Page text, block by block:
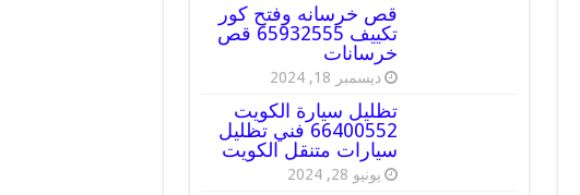
قص خرسانه وفتح كور
تكييف 65932555 قص
خرسانات
ديسمبر 18, 2024
تظليل سيارة الكويت
66400552 فني تظليل
سيارات متنقل الكويت
يونيو 28, 2024